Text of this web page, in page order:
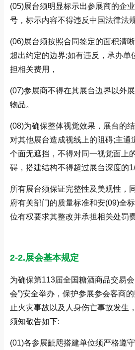
(05)展台须明显标示出参展商的企
号，标示内容不得违反中国法律法
(06)展台须按照合同签定的面积清
超出约定的边界;如有违反，承办单
担相关费用，
(07)参展商不得在其展台边界以外
物品。
(08)为确保整体视觉效果，展台的
对其他展台造成视线上的阻碍;主通
个面无遮挡，不得对同一视觉面上
碍，搭建结构不得超过展台深度的1/
所有展台须保证完整性及美观性，
府有关部门的质量标准和安(09)全
位有权要求其整改并承担相关处罚费
2-2.展会基本规定
为确保第113届全国糖酒商品交易
会”)安全举办，保护参展参会客商
止火灾事故以及人身伤亡事故发生
须知敬告如下:
(01)各参展齜咫搭建单位须严格遵